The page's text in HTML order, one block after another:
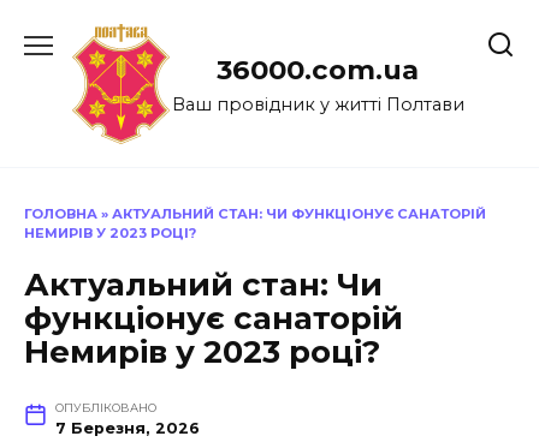
до
36000.com.ua
Ваш провідник у житті Полтави
ГОЛОВНА » АКТУАЛЬНИЙ СТАН: ЧИ ФУНКЦІОНУЄ САНАТОРІЙ
НЕМИРІВ У 2023 РОЦІ?
Актуальний стан: Чи
функціонує санаторій
Немирів у 2023 році?
ОПУБЛІКОВАНО
7 Березня, 2026